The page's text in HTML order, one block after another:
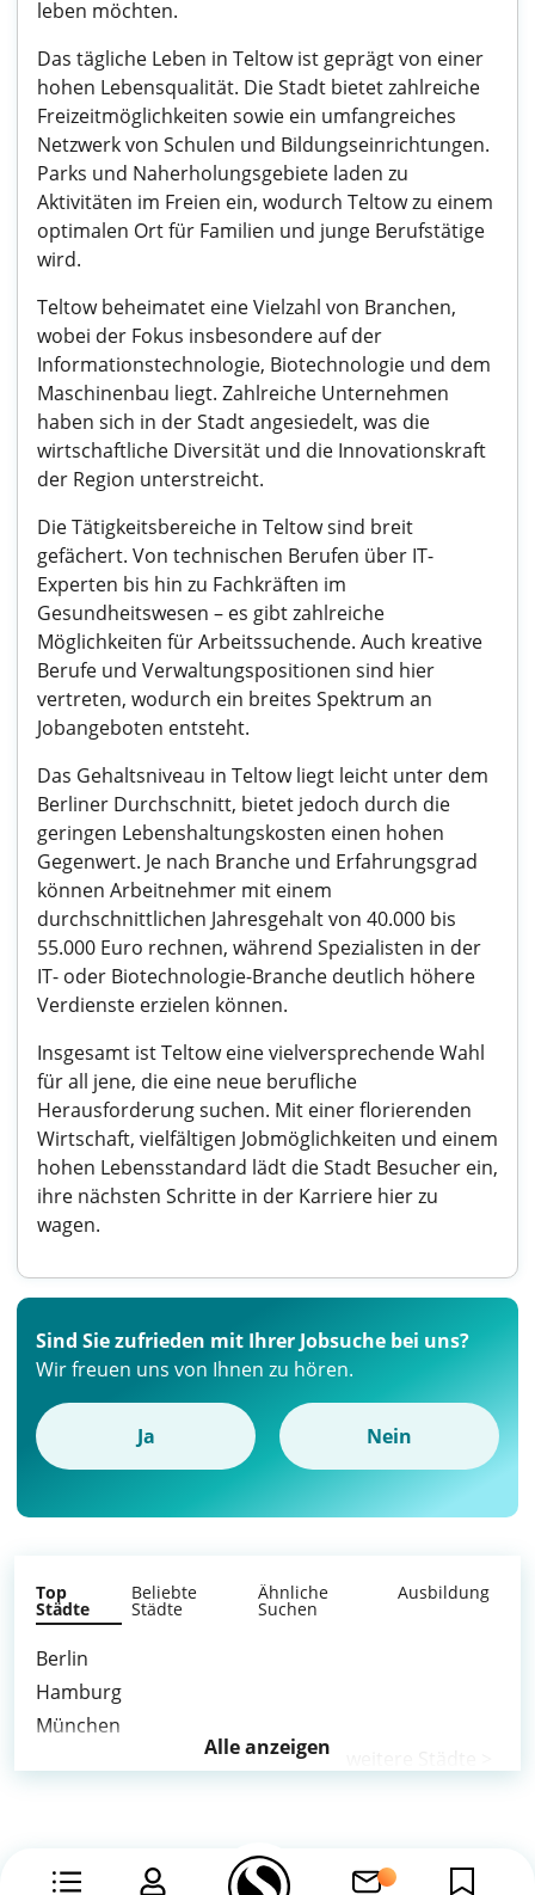
leben möchten.
Das tägliche Leben in Teltow ist geprägt von einer
hohen Lebensqualität. Die Stadt bietet zahlreiche
Freizeitmöglichkeiten sowie ein umfangreiches
Netzwerk von Schulen und Bildungseinrichtungen.
Parks und Naherholungsgebiete laden zu
Aktivitäten im Freien ein, wodurch Teltow zu einem
optimalen Ort für Familien und junge Berufstätige
wird.
Teltow beheimatet eine Vielzahl von Branchen,
wobei der Fokus insbesondere auf der
Informationstechnologie, Biotechnologie und dem
Maschinenbau liegt. Zahlreiche Unternehmen
haben sich in der Stadt angesiedelt, was die
wirtschaftliche Diversität und die Innovationskraft
der Region unterstreicht.
Die Tätigkeitsbereiche in Teltow sind breit
gefächert. Von technischen Berufen über IT-
Experten bis hin zu Fachkräften im
Gesundheitswesen – es gibt zahlreiche
Möglichkeiten für Arbeitssuchende. Auch kreative
Berufe und Verwaltungspositionen sind hier
vertreten, wodurch ein breites Spektrum an
Jobangeboten entsteht.
Das Gehaltsniveau in Teltow liegt leicht unter dem
Berliner Durchschnitt, bietet jedoch durch die
geringen Lebenshaltungskosten einen hohen
Gegenwert. Je nach Branche und Erfahrungsgrad
können Arbeitnehmer mit einem
durchschnittlichen Jahresgehalt von 40.000 bis
55.000 Euro rechnen, während Spezialisten in der
IT- oder Biotechnologie-Branche deutlich höhere
Verdienste erzielen können.
Insgesamt ist Teltow eine vielversprechende Wahl
für all jene, die eine neue berufliche
Herausforderung suchen. Mit einer florierenden
Wirtschaft, vielfältigen Jobmöglichkeiten und einem
hohen Lebensstandard lädt die Stadt Besucher ein,
ihre nächsten Schritte in der Karriere hier zu
wagen.
Sind Sie zufrieden mit Ihrer Jobsuche bei uns?
Wir freuen uns von Ihnen zu hören.
Ja Nein
Top
Städte
Beliebte
Städte
Ähnliche
Suchen
Ausbildung
Berlin
Hamburg
München
Alle anzeigen